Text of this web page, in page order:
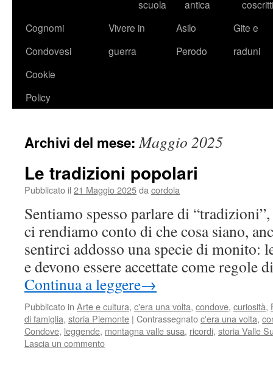
scuola
antica
coscritti
Cognomi
Condovesi
Vivere in
guerra
Asilo
Perodo
Gite e
raduni
Cookie
Policy
Archivi del mese:Maggio 2025
Le tradizioni popolari
Pubblicato il 21 Maggio 2025da cordola
Sentiamo spesso parlare di
ci rendiamo conto di che cosa siano,
sentirci addosso una specie di monito:
e devono essere accettate come
Continua a leggere→
Pubblicato in Arte e cultura, c'era una volta, condove, curiosità,
di famiglia, storia Piemonte | Contrassegnatoc'era una volta,
Condove, leggende, montagna valle susa, ricordi, storia Valle
Lascia un commento